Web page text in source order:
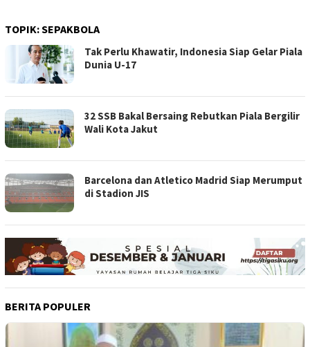
TOPIK:SEPAKBOLA
Tak Perlu Khawatir, Indonesia Siap Gelar Piala
Dunia U-17
32 SSB Bakal Bersaing Rebutkan Piala Bergilir
Wali Kota Jakut
Barcelona dan Atletico Madrid Siap Merumput
di Stadion JIS
BERITA POPULER